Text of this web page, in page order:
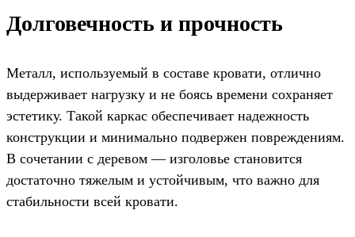
Долговечность и прочность
Металл, используемый в составе кровати, отлично
выдерживает нагрузку и не боясь времени сохраняет
эстетику. Такой каркас обеспечивает надежность
конструкции и минимально подвержен повреждениям.
В сочетании с деревом — изголовье становится
достаточно тяжелым и устойчивым, что важно для
стабильности всей кровати.